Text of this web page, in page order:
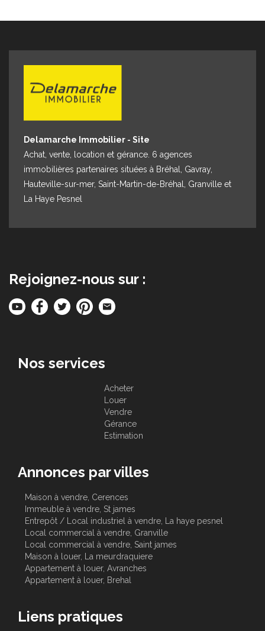
Delamarche Immobilier - Site
Achat, vente, location et gérance. 6 agences
immobilières partenaires situées à Bréhal, Gavray,
Hauteville-sur-mer, Saint-Martin-de-Bréhal, Granville et
La Haye Pesnel
Rejoignez-nous sur :
Nos services
Acheter
Louer
Vendre
Gérance
Estimation
Annonces par villes
Maison à vendre, Cerences
Immeuble à vendre, St james
Entrepôt / Local industriel à vendre, La haye pesnel
Local commercial à vendre, Granville
Local commercial à vendre, Saint james
Maison à louer, La meurdraquiere
Appartement à louer, Avranches
Appartement à louer, Brehal
Liens pratiques